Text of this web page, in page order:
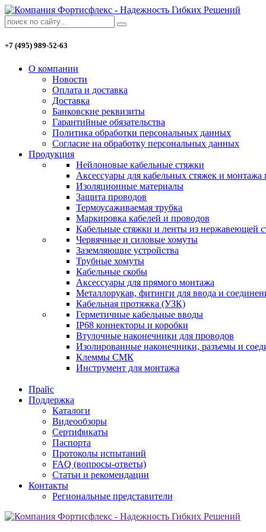
+7 (495) 989-52-63
О компании
Новости
Оплата и доставка
Доставка
Банковские реквизиты
Гарантийные обязательства
Политика обработки персональных данных
Согласие на обработку персональных данных
Продукция
Нейлоновые кабельные стяжки
Аксессуары для кабельных стяжек и монтажа
Изоляционные материалы
Защита проводов
Термоусаживаемая трубка
Маркировка кабелей и проводов
Кабельные стяжки и ленты из нержавеющей
Червячные и силовые хомуты
Заземляющие устройства
Трубные хомуты
Кабельные скобы
Аксессуары для прямого монтажа
Металлорукав, фитинги для ввода и
Кабельная протяжка (УЗК)
Герметичные кабельные вводы
IP68 коннекторы и коробки
Втулочные наконечники для проводов
Изолированные наконечники, разъемы и
Клеммы СМК
Инструмент для монтажа
Прайс
Поддержка
Каталоги
Видеообзоры
Сертификаты
Паспорта
Протоколы испытаний
FAQ (вопросы-ответы)
Статьи и рекомендации
Контакты
Региональные представители